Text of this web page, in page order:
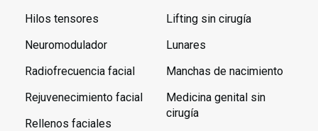
Hilos tensores
Neuromodulador
Radiofrecuencia facial
Rejuvenecimiento facial
Rellenos faciales
Lifting sin cirugía
Lunares
Manchas de nacimiento
Medicina genital sin
cirugía